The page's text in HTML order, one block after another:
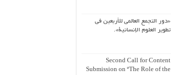
«دور التجمع العالمي للأربعين في
تطوير العلوم الإنسانية».
Second Call for Content
Submission on “The Role of the